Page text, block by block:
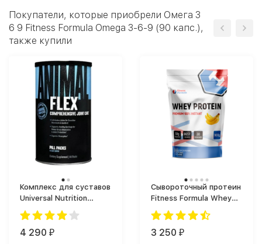
Покупатели, которые приобрели Омега 3
6 9 Fitness Formula Omega 3-6-9 (90 капс.),
также купили
Комплекс для суставов
Universal Nutrition
Animal Flex (44 таб.)
4 290 ₽
Сывороточный протеин
Fitness Formula Whey
Protein Premium
3 250 ₽